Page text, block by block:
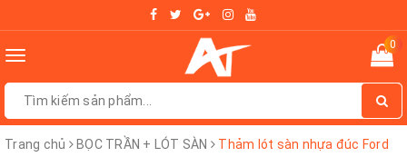
Toggle
0
Trang chủ BỌC TRẦN + LÓT SÀN
Thảm lót sàn nhựa đúc Ford